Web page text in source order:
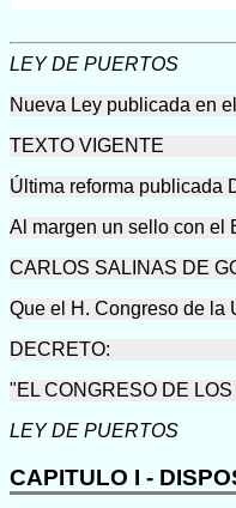
LEY DE PUERTOS
Nueva Ley publicada en
TEXTO VIGENTE
Última reforma publicada
Al margen un sello con el
CARLOS SALINAS DE
Que el H. Congreso de la
DECRETO:
"EL CONGRESO DE
LEY DE PUERTOS
CAPITULO I -